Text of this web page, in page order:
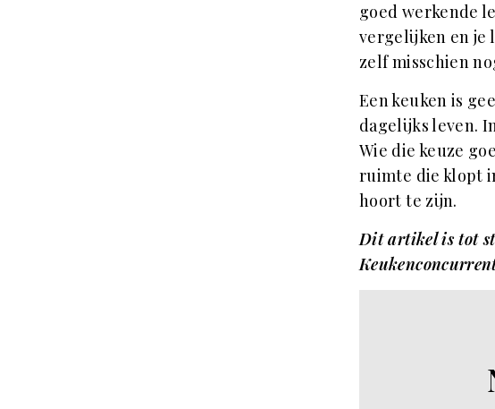
goed werkende
vergelijken en je
zelf misschien
Een keuken is
dagelijks leven.
Wie die keuze
ruimte die klopt
hoort te zijn.
Dit artikel is tot